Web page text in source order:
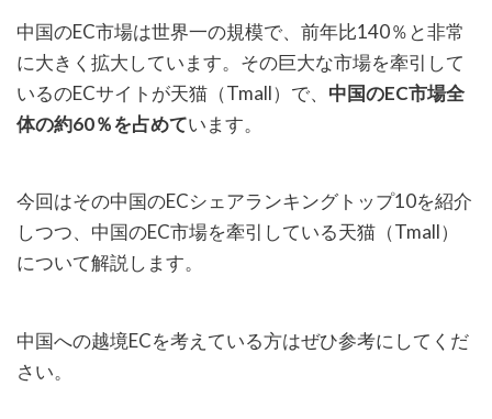
中国のEC市場は世界一の規模で、前年比140％と非常
に大きく拡大しています。その巨大な市場を牽引して
いるのECサイトが天猫（Tmall）で、 中国のEC市場全
体の約60％を占めています。
今回はその中国のECシェアランキングトップ10を紹介
しつつ、中国のEC市場を牽引している天猫（Tmall）
について解説します。
中国への越境ECを考えている方はぜひ参考にしてくだ
さい。